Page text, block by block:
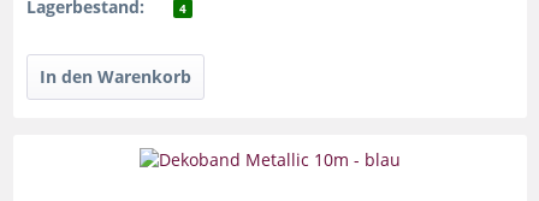
Lagerbestand:
4